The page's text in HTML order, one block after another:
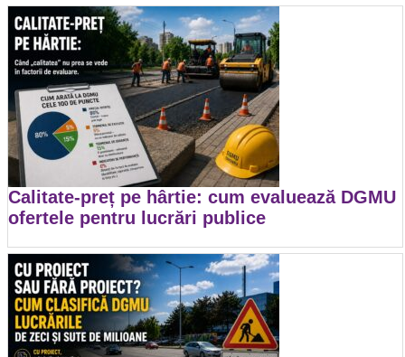
Calitate-preț pe hârtie: cum evaluează DGMU
ofertele pentru lucrări publice